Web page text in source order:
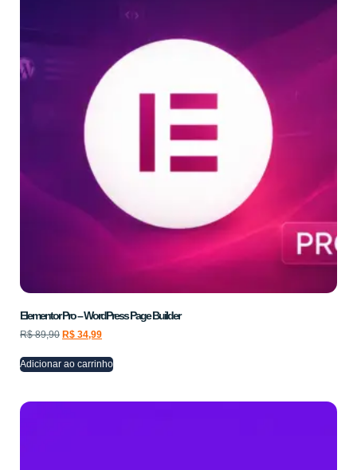
Elementor Pro – WordPress Page Builder
R$89,90 R$ 34,99
Adicionar ao carrinho